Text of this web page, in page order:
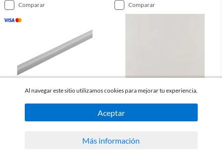
comparar comparar
Incepa
Al navegar este sitio utilizamos cookies para mejorar tu experiencia.
Aceptar
Más información